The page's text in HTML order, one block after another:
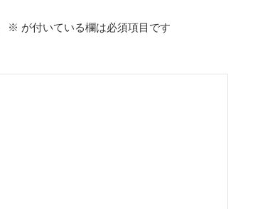
※ が付いている欄は必須項目です